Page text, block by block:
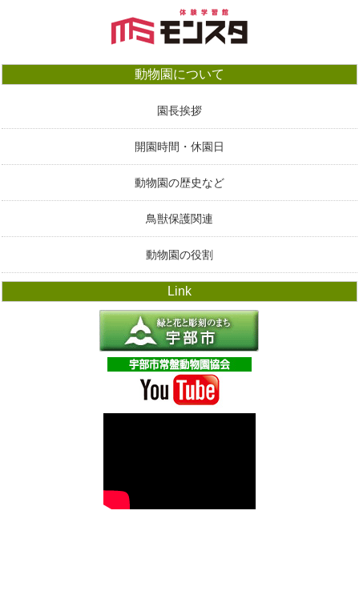
動物園について
園長挨拶
開園時間・休園日
動物園の歴史など
鳥獣保護関連
動物園の役割
Link